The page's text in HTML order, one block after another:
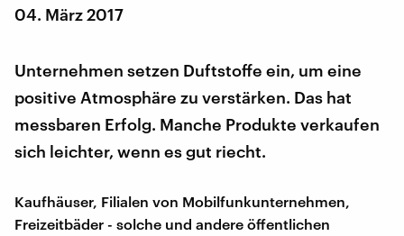
04. März 2017
Unternehmen setzen Duftstoffe ein, um eine
positive Atmosphäre zu verstärken. Das hat
messbaren Erfolg. Manche Produkte verkaufen
sich leichter, wenn es gut riecht.
Kaufhäuser, Filialen von Mobilfunkunternehmen,
Freizeitbäder - solche und andere öffentlichen